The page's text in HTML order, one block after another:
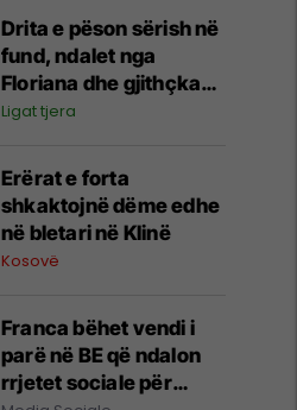
Drita e pëson sërish në
fund, ndalet nga
Floriana dhe gjithçka
do të vendoset në
Ligat tjera
Erërat e forta
shkaktojnë dëme edhe
në bletari në Klinë
Kosovë
Franca bëhet vendi i
parë në BE që ndalon
rrjetet sociale për